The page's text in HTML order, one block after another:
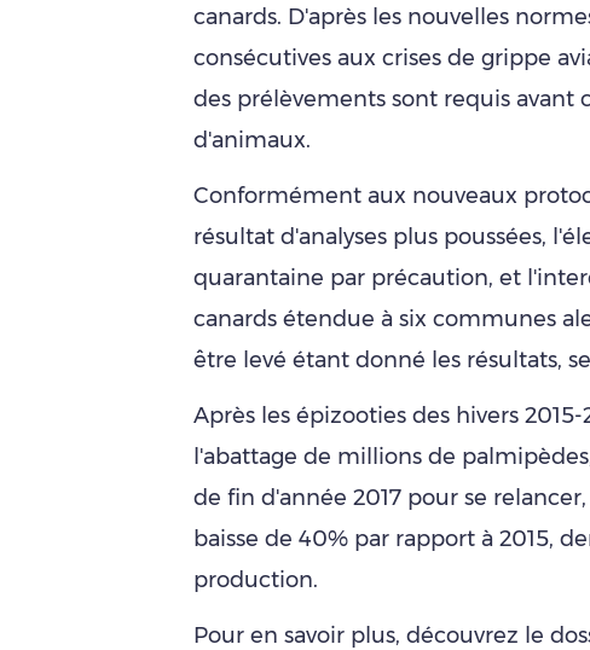
canards. D'après les nouvelles
consécutives aux crises de grippe
des prélèvements sont requis avant
d'animaux.
Conformément aux nouveaux
résultat d'analyses plus poussées,
quarantaine par précaution, et
canards étendue à six communes
être levé étant donné les résultats,
Après les épizooties des hivers 2015-
l'abattage de millions de
de fin d'année 2017 pour se
baisse de 40% par rapport à 2015,
production.
Pour en savoir plus, découvrez le